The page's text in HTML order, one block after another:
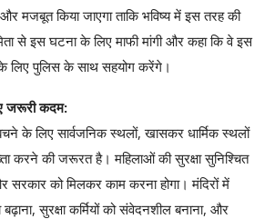
और मजबूत किया जाएगा ताकि भविष्य में इस तरह की
से इस घटना के लिए माफी मांगी और कहा कि वे इस
लिए पुलिस के साथ सहयोग करेंगे।
जरूरी कदम:
के लिए सार्वजनिक स्थलों, खासकर धार्मिक स्थलों
करने की जरूरत है। महिलाओं की सुरक्षा सुनिश्चित
को मिलकर काम करना होगा। मंदिरों में
सुरक्षा कर्मियों को संवेदनशील बनाना, और